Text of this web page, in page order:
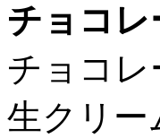
チョコ
チョコ
生クリ